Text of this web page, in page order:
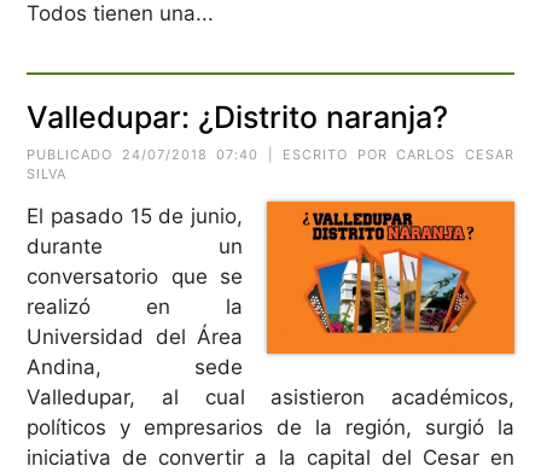
Todos tienen una...
Valledupar: ¿Distrito naranja?
PUBLICADO 24/07/2018 07:40 | ESCRITO POR CARLOS CESAR
SILVA
El pasado 15 de junio,
durante un
conversatorio que se
realizó en la
Universidad del Área
Andina, sede
Valledupar, al cual asistieron académicos,
políticos y empresarios de la región, surgió la
iniciativa de convertir a la capital del Cesar en